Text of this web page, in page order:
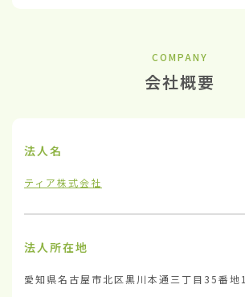
COMPANY
会社概要
法人名
ティア株式会社
法人所在地
愛知県名古屋市北区黒川本通三丁目35番地1